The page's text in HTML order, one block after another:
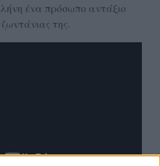
ένα πρόσωπο αντάξιο
ζωντάνιας της.